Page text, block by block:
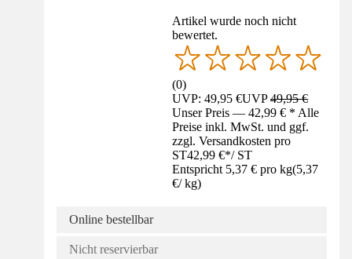
Artikel wurde noch nicht
bewertet.
(0)
UVP: 49,95 €UVP49,95 €
Unser Preis — 42,99 € * Alle
Preise inkl. MwSt. und ggf.
zzgl. Versandkosten pro
ST42,99 €*/ ST
Entspricht 5,37 € pro kg(5,37
€/ kg)
Online bestellbar
Nicht reservierbar